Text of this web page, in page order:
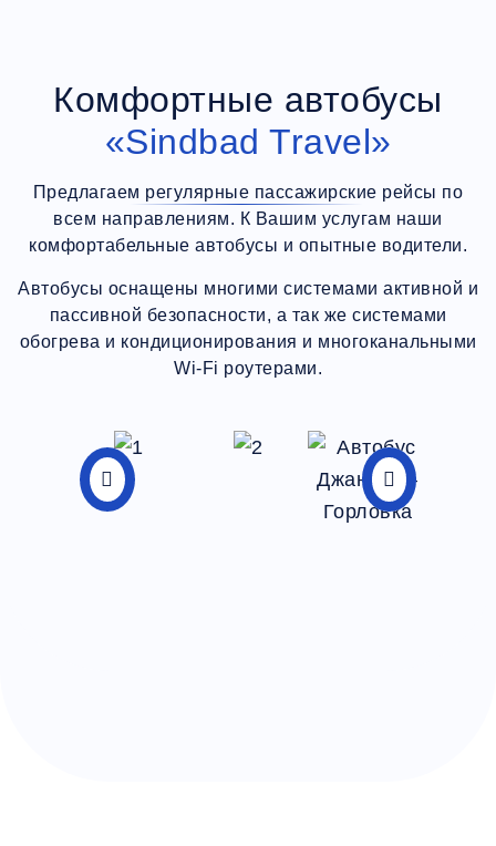
Комфортные автобусы
«Sindbad Travel»
Предлагаем регулярные пассажирские рейсы по
всем направлениям. К Вашим услугам наши
комфортабельные автобусы и опытные водители.
Автобусы оснащены многими системами активной и
пассивной безопасности, а так же системами
обогрева и кондиционирования и многоканальными
Wi-Fi роутерами.